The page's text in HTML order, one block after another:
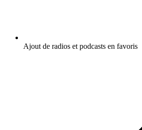
Ajout de radios et podcasts en favoris